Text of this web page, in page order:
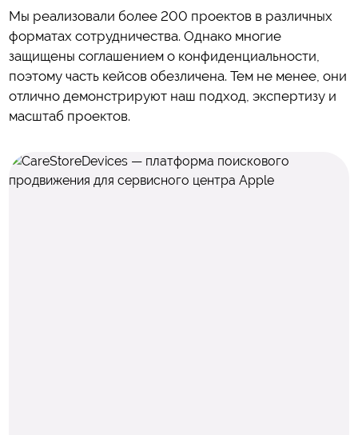
Мы реализовали более 200 проектов в различных
форматах сотрудничества. Однако многие
защищены соглашением о конфиденциальности,
поэтому часть кейсов обезличена. Тем не менее, они
отлично демонстрируют наш подход, экспертизу и
масштаб проектов.